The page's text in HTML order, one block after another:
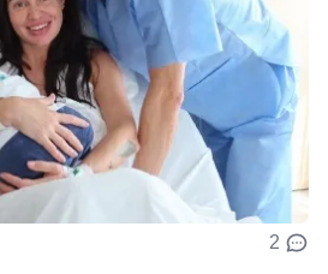
2